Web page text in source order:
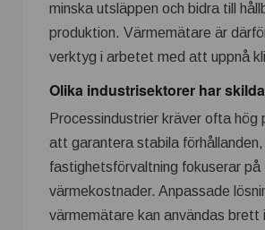
minska utsläppen och bidra till
produktion. Värmemätare är
verktyg i arbetet med att uppnå
Olika industrisektorer har
Processindustrier kräver ofta hög
att garantera stabila förhållanden,
fastighetsförvaltning fokuserar på
värmekostnader. Anpassade
värmemätare kan användas brett